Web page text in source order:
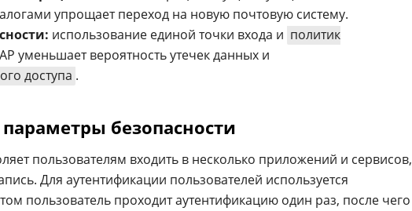
упрощает переход на новую почтовую систему.
использование единой точки входа и политик
уменьшает вероятность утечек данных и
доступа .
безопасности
пользователям входить в несколько приложений и сервисов,
Для аутентификации пользователей используется
пользователь проходит аутентификацию один раз, после чего